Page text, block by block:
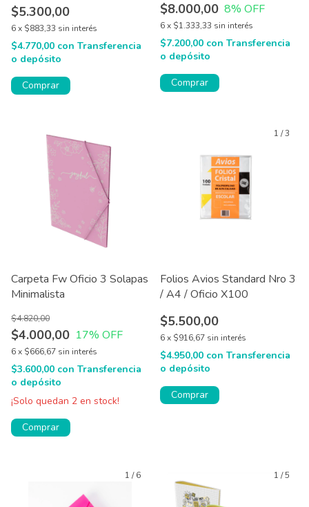
$5.300,00
6x $883,33 sin interés
$4.770,00 con Transferencia
o depósito
Comprar
$8.000,00 8% OFF
6x $1.333,33 sin interés
$7.200,00 con Transferencia
o depósito
Comprar
Carpeta Fw Oficio 3 Solapas
Minimalista
$4.000,00
$4.820,00
17% OFF
6x $666,67 sin interés
$3.600,00 con Transferencia
o depósito
¡Solo quedan 2 en stock!
Comprar
1 /3
Folios Avios Standard Nro 3
/ A4 / Oficio X100
$5.500,00
6x $916,67 sin interés
$4.950,00 con Transferencia
o depósito
Comprar
1 /6 1 /5